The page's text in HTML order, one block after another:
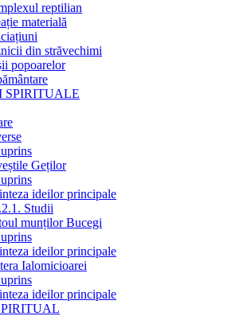
reptilian
materială
din străvechimi
popoarelor
SPIRITUALE
Geților
ideilor principale
Studii
munților Bucegi
ideilor principale
Ialomicioarei
ideilor principale